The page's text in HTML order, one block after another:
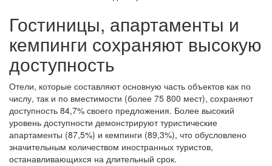
Гостиницы, апартаменты и
кемпинги сохраняют высокую
доступность
Отели, которые составляют основную часть объектов как по
числу, так и по вместимости (более 75 800 мест), сохраняют
доступность 84,7% своего предложения. Более высокий
уровень доступности демонстрируют туристические
апартаменты (87,5%) и кемпинги (89,3%), что обусловлено
значительным количеством иностранных туристов,
останавливающихся на длительный срок.